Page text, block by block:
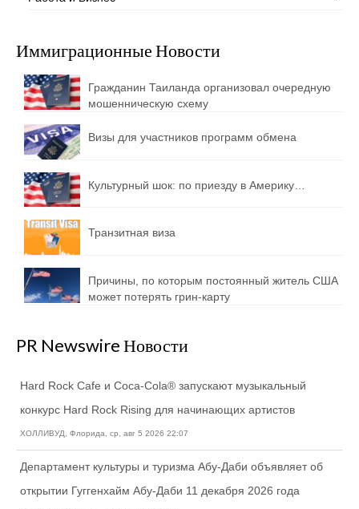
Иммиграционные Новости
Гражданин Таиланда организовал очередную
мошенническую схему
Визы для участников программ обмена
Культурный шок: по приезду в Америку…
Транзитная виза
Причины, по которым постоянный житель США
может потерять грин-карту
PR Newswire Новости
Hard Rock Cafe и Coca-Cola® запускают музыкальный
конкурс Hard Rock Rising для начинающих артистов
ХОЛЛИВУД, Флорида, ср, авг 5 2026 22:07
Департамент культуры и туризма Абу-Даби объявляет об
открытии Гуггенхайм Абу-Даби 11 декабря 2026 года